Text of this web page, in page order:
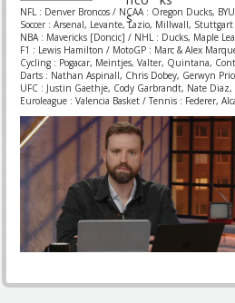
NFL : Denver Broncos / NCAA : Oregon Ducks,
Soccer : Arsenal, Levante, Lazio, Millwall,
NBA : Mavericks [Doncic] / NHL : Ducks, Maple
F1 : Lewis Hamilton / MotoGP : Marc & Alex
Cycling : Pogacar, Meintjes, Valter, Quintana,
Darts : Nathan Aspinall, Chris Dobey, Gerwyn
UFC : Justin Gaethje, Cody Garbrandt, Nate
Euroleague : Valencia Basket / Tennis : Federer,